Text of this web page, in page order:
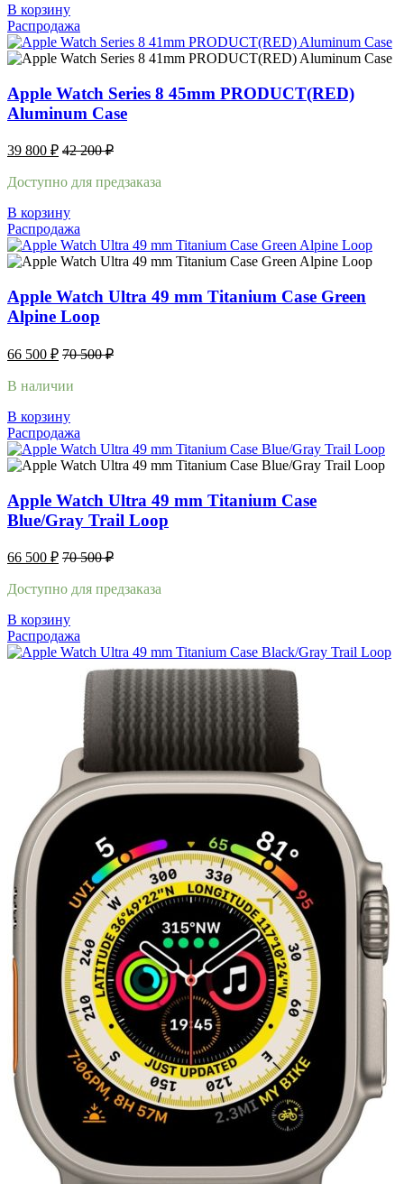
В корзину
Распродажа
Apple Watch Series 8 45mm PRODUCT(RED)
Aluminum Case
39 800 ₽ 42 200₽
Доступно для предзаказа
В корзину
Распродажа
Apple Watch Ultra 49 mm Titanium Case Green
Alpine Loop
66 500 ₽ 70 500₽
В наличии
В корзину
Распродажа
Apple Watch Ultra 49 mm Titanium Case
Blue/Gray Trail Loop
66 500 ₽ 70 500₽
Доступно для предзаказа
В корзину
Распродажа